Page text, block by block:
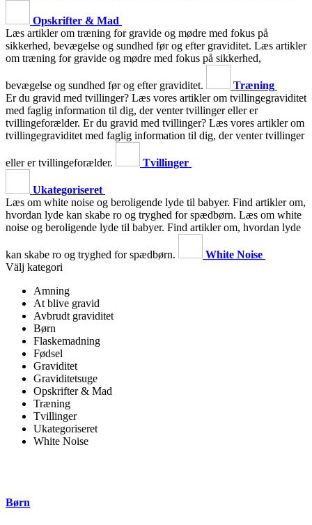
Opskrifter & Mad
Læs artikler om træning for gravide og mødre med fokus på
sikkerhed, bevægelse og sundhed før og efter graviditet. Læs artikler
om træning for gravide og mødre med fokus på sikkerhed,
bevægelse og sundhed før og efter graviditet.
Træning
Er du gravid med tvillinger? Læs vores artikler om tvillingegraviditet
med faglig information til dig, der venter tvillinger eller er
tvillingeforælder. Er du gravid med tvillinger? Læs vores artikler om
tvillingegraviditet med faglig information til dig, der venter tvillinger
eller er tvillingeforælder. Tvillinger
Ukategoriseret
Læs om white noise og beroligende lyde til babyer. Find artikler om,
hvordan lyde kan skabe ro og tryghed for spædbørn. Læs om white
noise og beroligende lyde til babyer. Find artikler om, hvordan lyde
kan skabe ro og tryghed for spædbørn.
White Noise
Välj kategori
Amning
At blive gravid
Avbrudt graviditet
Børn
Flaskemadning
Fødsel
Graviditet
Graviditetsuge
Opskrifter & Mad
Træning
Tvillinger
Ukategoriseret
White Noise
Børn